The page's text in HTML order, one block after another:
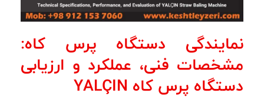
نمایندگی دستگاه پرس کاه:
مشخصات فنی، عملکرد و ارزیابی
دستگاه پرس کاه YALÇIN